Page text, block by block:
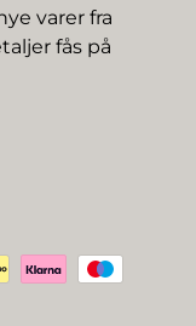
varer fra
fås på